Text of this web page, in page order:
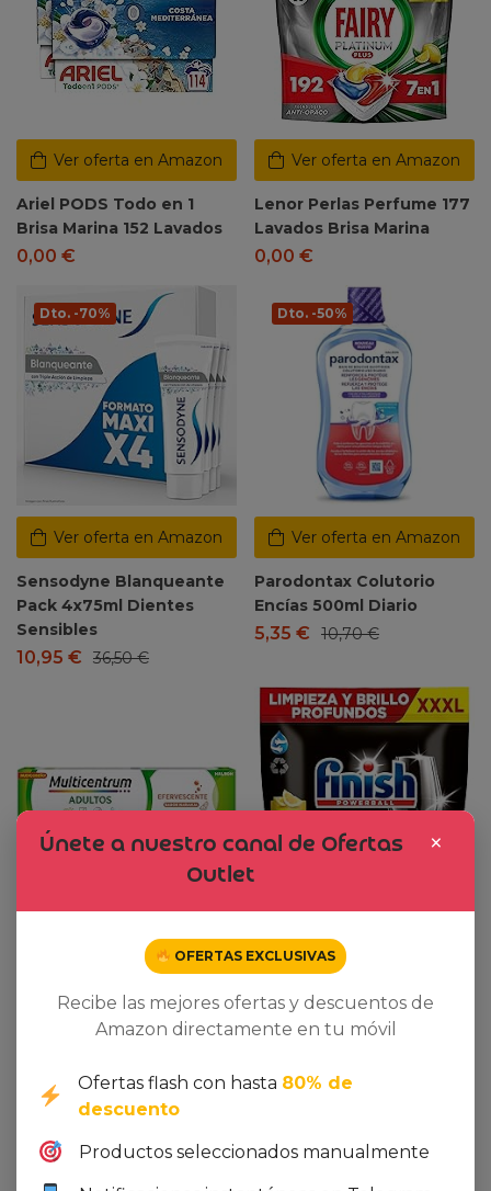
Ver oferta en Amazon
Ariel PODS Todo en 1
Brisa Marina 152 Lavados
0,00 €
Ver oferta en Amazon
Lenor Perlas Perfume 177
Lavados Brisa Marina
0,00 €
Ver oferta en Amazon
Dto. -70%
Sensodyne Blanqueante
Pack 4x75ml Dientes
Sensibles
10,95 € 36,50€
Ver oferta en Amazon
Dto. -50%
Parodontax Colutorio
Encías 500ml Diario
5,35 € 10,70€
Ver oferta en Amazon
Efervescente 20
Comprimidos Naranja
Ver oferta en Amazon
80 Pastillas Limón
0,00€
×
Únete a nuestro canal de Ofertas
Outlet
OFERTAS EXCLUSIVAS
Recibe las mejores ofertas y descuentos de
Amazon directamente en tu móvil
Ofertas flash con hasta 80% de
descuento
Productos seleccionados manualmente